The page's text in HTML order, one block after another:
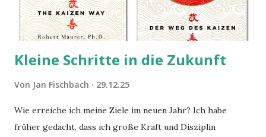
Kleine Schritte in die Zukunft
Von Jan Fischbach 29.12.25
Wie erreiche ich meine Ziele im neuen Jahr? Ich habe
früher gedacht, dass ich große Kraft und Disziplin